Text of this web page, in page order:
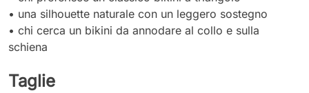
• una silhouette naturale con un leggero sostegno
• chi cerca un bikini da annodare al collo e sulla
schiena
Taglie